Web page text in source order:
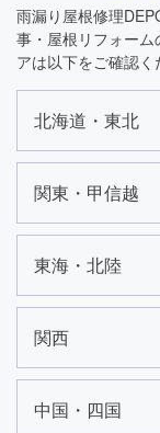
雨漏り屋根修理
事・屋根リフォー
アは以下をご確認く
北海道・東北
関東・甲信越
東海・北陸
関西
中国・四国